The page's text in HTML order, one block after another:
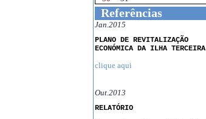
Referências
Jan.2015
PLANO DE REVITALIZAÇÃO
ECONÓMICA DA ILHA TERCEIRA
clique aqui
Out.2013
RELATÓRIO